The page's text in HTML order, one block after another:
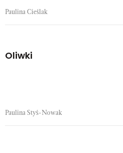
Paulina Cieślak
Oliwki
Paulina Styś-Nowak